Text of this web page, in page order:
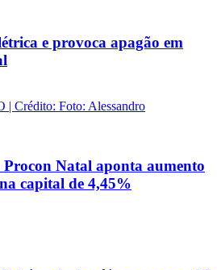
e provoca apagão em
Procon Natal aponta aumento
capital de 4,45%